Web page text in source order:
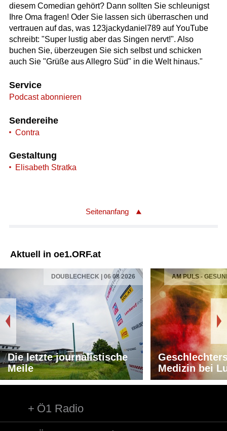
diesem Comedian gehört? Dann sollten Sie schleunigst
Ihre Oma fragen! Oder Sie lassen sich überraschen und
vertrauen auf das, was 123jackydaniel789 auf YouTube
schreibt: "Super lustig aber das Singen nervt!". Also
buchen Sie, überzeugen Sie sich selbst und schicken
auch Sie "Grüße aus Allegro Süd" in die Welt hinaus."
Service
Podcast abonnieren
Sendereihe
Contra
Gestaltung
Elisabeth Stratka
Seitenanfang
Aktuell in oe1.ORF.at
DOUBLECHECK | 06 08 2026
Die letzte journalistische
Meile
AM PULS -
Medizin bei
Ö1 Radio